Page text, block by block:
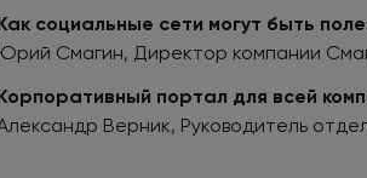
социальные сети могут быть
Смагин, Директор компании
портал для всей
Верник, Руководитель